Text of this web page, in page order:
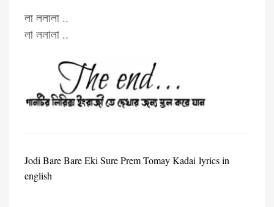
লা ললালা ..
লা ললালা ..
Jodi Bare Bare Eki Sure Prem Tomay Kadai lyrics in
english